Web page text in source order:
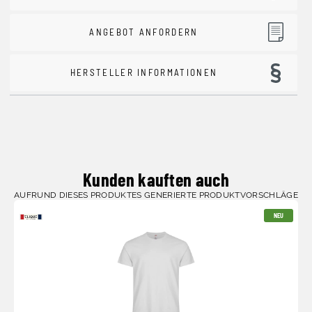
ANGEBOT ANFORDERN
HERSTELLER INFORMATIONEN
Kunden kauften auch
AUFRUND DIESES PRODUKTES GENERIERTE PRODUKTVORSCHLÄGE
NEU